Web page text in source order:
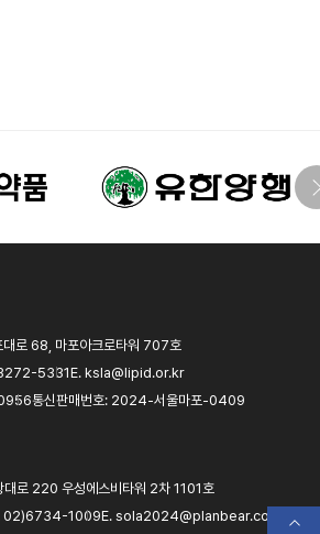
로 68, 마포아크로타워 707호
5331E. ksla@lipid.or.kr
통신판매번호: 2024-서울마포-0409
로 220 우성에스비타워 2차 1101호
02)6734-1009E. sola2024@planbear.co.kr